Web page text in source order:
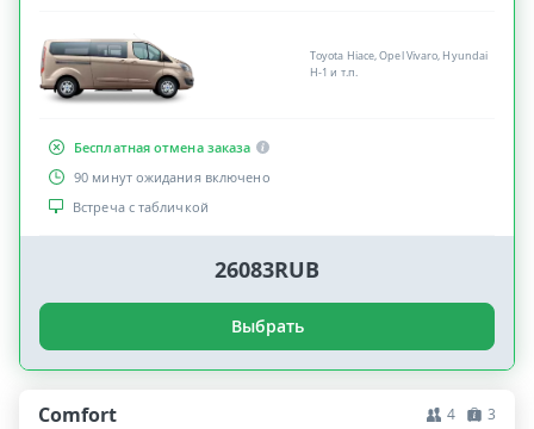
Toyota Hiace, Opel Vivaro, Hyundai
H-1 и т.п.
Бесплатная отмена заказа
90 минут ожидания включено
Встреча с табличкой
26083RUB
Выбрать
Comfort 4 3